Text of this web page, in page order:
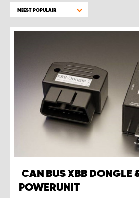
MEEST POPULAIR
CAN BUS XBB DONGLE
POWERUNIT
WORK SYSTEM GRONINGEN
WORK SYSTEM HARMELEN
WORK SYSTEM HARTWERD
WORK SYSTEM HEERLEN
WORK SYSTEM LOPIK AUTOSERVICE BENSCHOP